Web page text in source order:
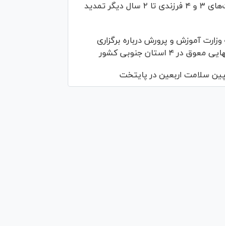
معافیت‌های ۳ و ۴ فرزندی تا ۲ سال دیگر تمدید
وزارت آموزش و پرورش درباره برگزاری
در ۴ استان جنوبی کشور
سلامت اربعین در پایتخت